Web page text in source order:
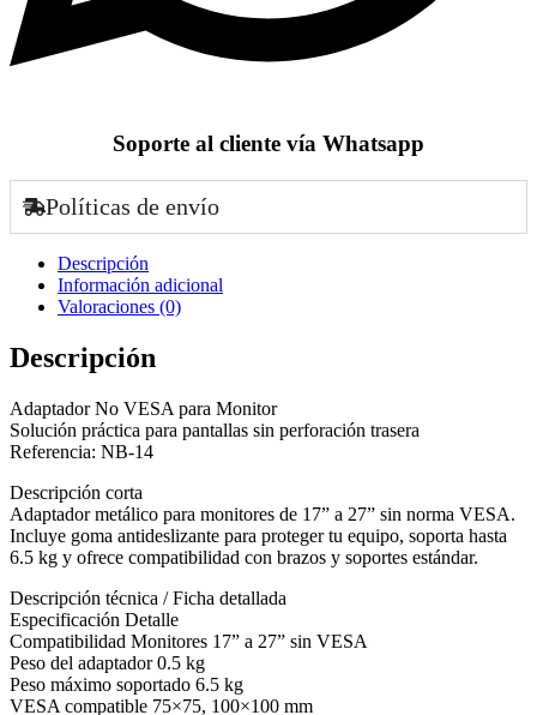
Soporte al cliente vía Whatsapp
Políticas de envío
Descripción
Información adicional
Valoraciones (0)
Descripción
Adaptador No VESA para Monitor
Solución práctica para pantallas sin perforación trasera
Referencia: NB-14
Descripción corta
Adaptador metálico para monitores de 17” a 27” sin norma VESA.
Incluye goma antideslizante para proteger tu equipo, soporta hasta
6.5 kg y ofrece compatibilidad con brazos y soportes estándar.
Descripción técnica / Ficha detallada
Especificación Detalle
Compatibilidad Monitores 17” a 27” sin VESA
Peso del adaptador 0.5 kg
Peso máximo soportado 6.5 kg
VESA compatible 75×75, 100×100 mm